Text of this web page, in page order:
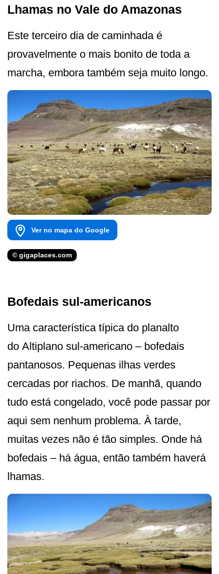
Lhamas no Vale do Amazonas
Este terceiro dia de caminhada é
provavelmente o mais bonito de toda a
marcha, embora também seja muito longo.
Ver no mapa do Google
© gigaplaces.com
Bofedais sul-americanos
Uma característica típica do planalto
do Altiplano sul-americano – bofedais
pantanosos. Pequenas ilhas verdes
cercadas por riachos. De manhã, quando
tudo está congelado, você pode passar por
aqui sem nenhum problema. À tarde,
muitas vezes não é tão simples. Onde há
bofedais – há água, então também haverá
lhamas.